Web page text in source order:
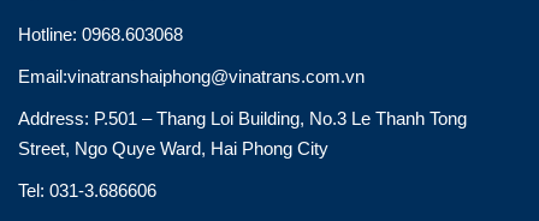
Hotline: 0968.603068
Email:vinatranshaiphong@vinatrans.com.vn
Address: P.501 – Thang Loi Building, No.3 Le Thanh Tong
Street, Ngo Quye Ward, Hai Phong City
Tel: 031-3.686606